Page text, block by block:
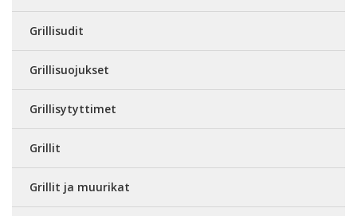
Grillisudit
Grillisuojukset
Grillisytyttimet
Grillit
Grillit ja muurikat